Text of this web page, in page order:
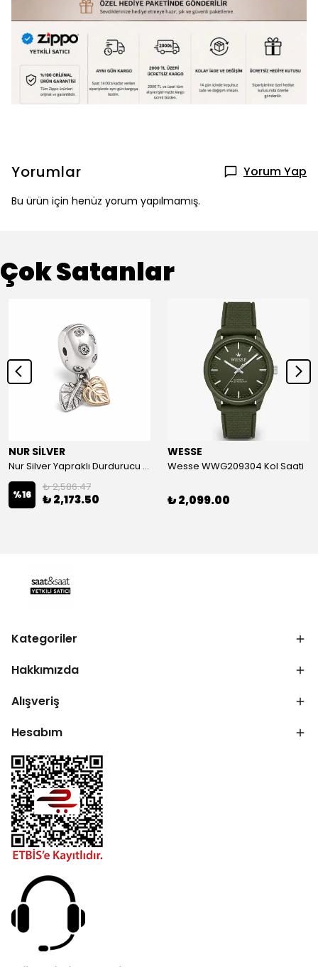
Yorumlar Yorum Yap
Bu ürün için henüz yorum yapılmamış.
Çok Satanlar
NUR SİLVER
Nur Silver Yapraklı Durdurucu Gümüş Charm - NUR-CM00501
%16
₺ 2,586.47
₺ 2,173.50
WESSE
Wesse WWG209304 Kol Saati
₺ 2,099.00
Kategoriler
Hakkımızda
Alışveriş
Hesabım